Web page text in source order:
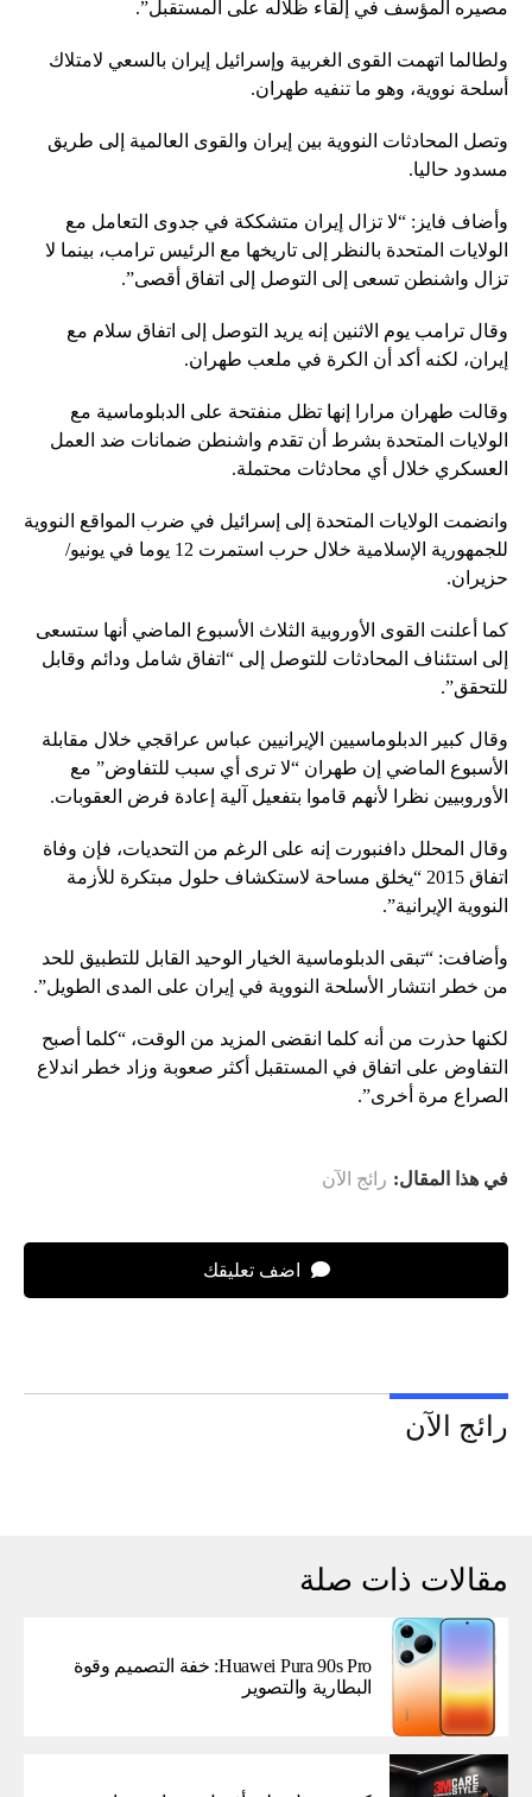
مصيره المؤسف في إلقاء ظلاله على المستقبل”.
ولطالما اتهمت القوى الغربية وإسرائيل إيران بالسعي لامتلاك
أسلحة نووية، وهو ما تنفيه طهران.
وتصل المحادثات النووية بين إيران والقوى العالمية إلى طريق
مسدود حاليا.
وأضاف فايز: “لا تزال إيران متشككة في جدوى التعامل مع
الولايات المتحدة بالنظر إلى تاريخها مع الرئيس ترامب، بينما لا
تزال واشنطن تسعى إلى التوصل إلى اتفاق أقصى”.
وقال ترامب يوم الاثنين إنه يريد التوصل إلى اتفاق سلام مع
إيران، لكنه أكد أن الكرة في ملعب طهران.
وقالت طهران مرارا إنها تظل منفتحة على الدبلوماسية مع
الولايات المتحدة بشرط أن تقدم واشنطن ضمانات ضد العمل
العسكري خلال أي محادثات محتملة.
وانضمت الولايات المتحدة إلى إسرائيل في ضرب المواقع النووية
للجمهورية الإسلامية خلال حرب استمرت 12 يوما في يونيو/
حزيران.
كما أعلنت القوى الأوروبية الثلاث الأسبوع الماضي أنها ستسعى
إلى استئناف المحادثات للتوصل إلى “اتفاق شامل ودائم وقابل
للتحقق”.
وقال كبير الدبلوماسيين الإيرانيين عباس عراقجي خلال مقابلة
الأسبوع الماضي إن طهران “لا ترى أي سبب للتفاوض” مع
الأوروبيين نظرا لأنهم قاموا بتفعيل آلية إعادة فرض العقوبات.
وقال المحلل دافنبورت إنه على الرغم من التحديات، فإن وفاة
اتفاق 2015 “يخلق مساحة لاستكشاف حلول مبتكرة للأزمة
النووية الإيرانية”.
وأضافت: “تبقى الدبلوماسية الخيار الوحيد القابل للتطبيق للحد
من خطر انتشار الأسلحة النووية في إيران على المدى الطويل”.
لكنها حذرت من أنه كلما انقضى المزيد من الوقت، “كلما أصبح
التفاوض على اتفاق في المستقبل أكثر صعوبة وزاد خطر اندلاع
الصراع مرة أخرى”.
في هذا المقال: رائج الآن
اضف تعليقك
رائج الآن
مقالات ذات صلة
Huawei Pura 90s Pro: خفة التصميم وقوة
البطارية والتصوير